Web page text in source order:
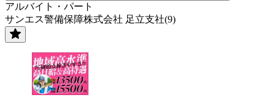
アルバイト・パート
サンエス警備保障株式会社 足立支社(9)